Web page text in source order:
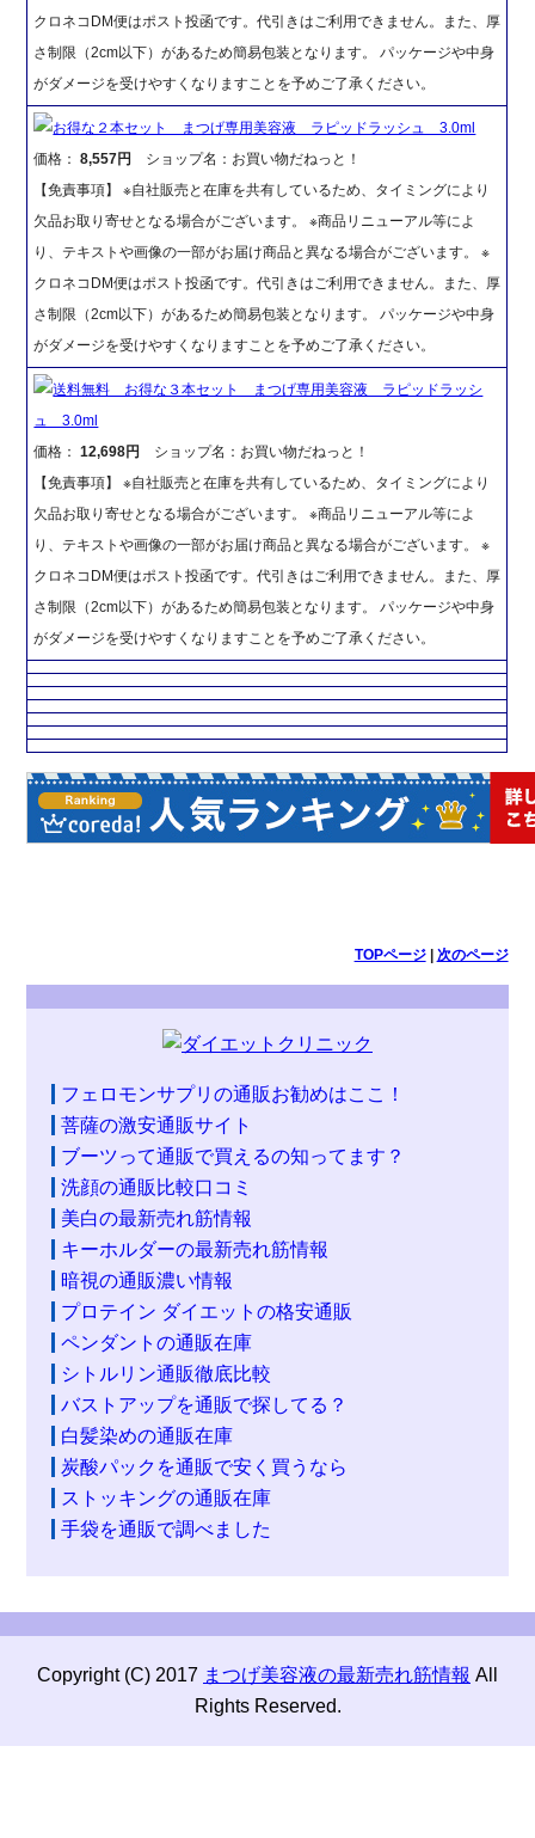
クロネコDM便はポスト投函です。代引きはご利用できません。また、厚
さ制限（2cm以下）があるため簡易包装となります。 パッケージや中身
がダメージを受けやすくなりますことを予めご了承ください。
お得な２本セット まつげ専用美容液 ラピッドラッシュ 3.0ml
価格：8,557円
ショップ名：お買い物だねっと！
【免責事項】 ※自社販売と在庫を共有しているため、タイミングにより
欠品お取り寄せとなる場合がございます。 ※商品リニューアル等によ
り、テキストや画像の一部がお届け商品と異なる場合がございます。 ※
クロネコDM便はポスト投函です。代引きはご利用できません。また、厚
さ制限（2cm以下）があるため簡易包装となります。 パッケージや中身
がダメージを受けやすくなりますことを予めご了承ください。
送料無料 お得な３本セット まつげ専用美容液 ラピッドラッシ
ュ 3.0ml
価格：12,698円
ショップ名：お買い物だねっと！
【免責事項】 ※自社販売と在庫を共有しているため、タイミングにより
欠品お取り寄せとなる場合がございます。 ※商品リニューアル等によ
り、テキストや画像の一部がお届け商品と異なる場合がございます。 ※
クロネコDM便はポスト投函です。代引きはご利用できません。また、厚
さ制限（2cm以下）があるため簡易包装となります。 パッケージや中身
がダメージを受けやすくなりますことを予めご了承ください。
TOPページ| 次のページ
フェロモンサプリの通販お勧めはここ！
菩薩の激安通販サイト
ブーツって通販で買えるの知ってます？
洗顔の通販比較口コミ
美白の最新売れ筋情報
キーホルダーの最新売れ筋情報
暗視の通販濃い情報
プロテイン ダイエットの格安通販
ペンダントの通販在庫
シトルリン通販徹底比較
バストアップを通販で探してる？
白髪染めの通販在庫
炭酸パックを通販で安く買うなら
ストッキングの通販在庫
手袋を通販で調べました
Copyright (C) 2017 まつげ美容液の最新売れ筋情報 All
Rights Reserved.